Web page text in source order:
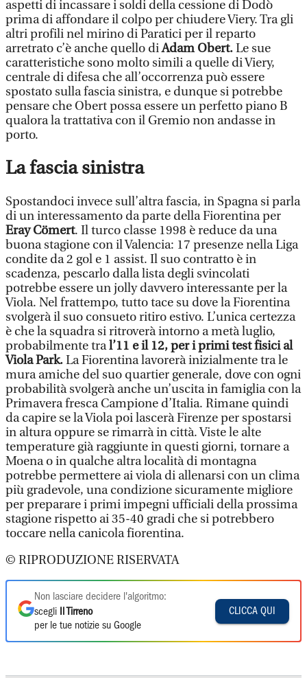
aspetti di incassare i soldi della cessione di Dodò
prima di affondare il colpo per chiudere Viery. Tra gli
altri profili nel mirino di Paratici per il reparto
arretrato c’è anche quello diAdam Obert.Le sue
caratteristiche sono molto simili a quelle di Viery,
centrale di difesa che all’occorrenza può essere
spostato sulla fascia sinistra, e dunque si potrebbe
pensare che Obert possa essere un perfetto piano B
qualora la trattativa con il Gremio non andasse in
porto.
La fascia sinistra
Spostandoci invece sull’altra fascia, in Spagna si parla
di un interessamento da parte della Fiorentina per
Eray Cömert. Il turco classe 1998 è reduce da una
buona stagione con il Valencia: 17 presenze nella Liga
condite da 2 gol e 1 assist. Il suo contratto è in
scadenza, pescarlo dalla lista degli svincolati
potrebbe essere un jolly davvero interessante per la
Viola. Nel frattempo, tutto tace su dove la Fiorentina
svolgerà il suo consueto ritiro estivo. L’unica certezza
è che la squadra si ritroverà intorno a metà luglio,
probabilmente tral’11 e il 12, per i primi test fisici al
Viola Park.La Fiorentina lavorerà inizialmente tra le
mura amiche del suo quartier generale, dove con ogni
probabilità svolgerà anche un’uscita in famiglia con la
Primavera fresca Campione d’Italia. Rimane quindi
da capire se la Viola poi lascerà Firenze per spostarsi
in altura oppure se rimarrà in città. Viste le alte
temperature già raggiunte in questi giorni, tornare a
Moena o in qualche altra località di montagna
potrebbe permettere ai viola di allenarsi con un clima
più gradevole, una condizione sicuramente migliore
per preparare i primi impegni ufficiali della prossima
stagione rispetto ai 35-40 gradi che si potrebbero
toccare nella canicola fiorentina.
© RIPRODUZIONE RISERVATA
Non lasciare decidere l'algoritmo:
scegli
Il Tirreno
per le tue notizie su Google
CLICCA QUI